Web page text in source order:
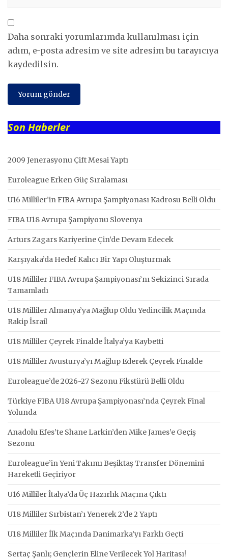
Daha sonraki yorumlarımda kullanılması için
adım, e-posta adresim ve site adresim bu tarayıcıya
kaydedilsin.
Son Haberler
2009 Jenerasyonu Çift Mesai Yaptı
Euroleague Erken Güç Sıralaması
U16 Milliler’in FIBA Avrupa Şampiyonası Kadrosu Belli Oldu
FIBA U18 Avrupa Şampiyonu Slovenya
Arturs Zagars Kariyerine Çin’de Devam Edecek
Karşıyaka’da Hedef Kalıcı Bir Yapı Oluşturmak
U18 Milliler FIBA Avrupa Şampiyonası’nı Sekizinci Sırada
Tamamladı
U18 Milliler Almanya’ya Mağlup Oldu Yedincilik Maçında
Rakip İsrail
U18 Milliler Çeyrek Finalde İtalya’ya Kaybetti
U18 Milliler Avusturya’yı Mağlup Ederek Çeyrek Finalde
Euroleague’de 2026-27 Sezonu Fikstürü Belli Oldu
Türkiye FIBA U18 Avrupa Şampiyonası’nda Çeyrek Final
Yolunda
Anadolu Efes’te Shane Larkin’den Mike James’e Geçiş
Sezonu
Euroleague’in Yeni Takımı Beşiktaş Transfer Dönemini
Hareketli Geçiriyor
U16 Milliler İtalya’da Üç Hazırlık Maçına Çıktı
U18 Milliler Sırbistan’ı Yenerek 2’de 2 Yaptı
U18 Milliler İlk Maçında Danimarka’yı Farklı Geçti
Sertaç Şanlı; Gençlerin Eline Verilecek Yol Haritası!